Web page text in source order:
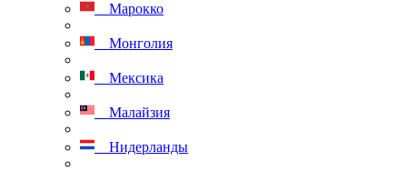
Марокко
Монголия
Мексика
Малайзия
Нидерланды